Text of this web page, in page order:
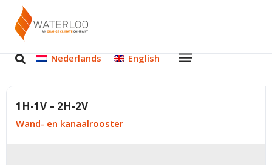
Nederlands English
1H-1V – 2H-2V
Wand- en kanaalrooster